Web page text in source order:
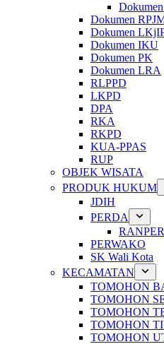
Dokumen
Dokumen
Dokumen IKU
Dokumen PK
Dokumen LRA
RLPPD
LKPD
DPA
RKA
RKPD
KUA-PPAS
RUP
OBJEK WISATA
PRODUK HUKUM
JDIH
PERDA
PERWAKO
SK Wali Kota
KECAMATAN
TOMOHON
TOMOHON
TOMOHON
TOMOHON
TOMOHON